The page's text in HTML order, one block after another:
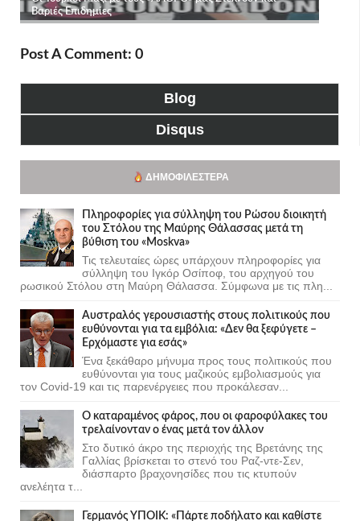
Post A Comment: 0
Blog
Disqus
ΔΗΜΟΦΙΛΈΣΤΕΡΑ
Πληροφορίες για σύλληψη του Ρώσου διοικητή
του Στόλου της Mαύρης Θάλασσας μετά τη
βύθιση του «Moskva»
Τις τελευταίες ώρες υπάρχουν πληροφορίες για
σύλληψη του Ιγκόρ Οσίποφ, του αρχηγού του
ρωσικού Στόλου στη Μαύρη Θάλασσα. Σύμφωνα με τις πλη...
Αυστραλός γερουσιαστής στους πολιτικούς που
ευθύνονται για τα εμβόλια: «Δεν θα ξεφύγετε –
Ερχόμαστε για εσάς»
Ένα ξεκάθαρο μήνυμα προς τους πολιτικούς που
ευθύνονται για τους μαζικούς εμβολιασμούς για
τον Covid-19 και τις παρενέργειες που προκάλεσαν...
Ο καταραμένος φάρος, που οι φαροφύλακες του
τρελαίνονταν ο ένας μετά τον άλλον
Στο δυτικό άκρο της περιοχής της Βρετάνης της
Γαλλίας βρίσκεται το στενό του Ραζ-ντε-Σεν,
διάσπαρτο βραχονησίδες που τις κτυπούν
ανελέητα τ...
Γερμανός ΥΠΟΙΚ: «Πάρτε ποδήλατο και καθίστε